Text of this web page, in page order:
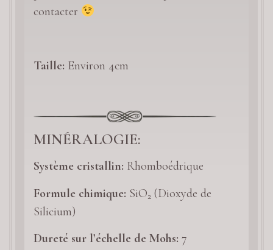
contacter
Taille: Environ 4cm
MINÉRALOGIE:
Système cristallin: Rhomboédrique
Formule chimique: SiO2 (Dioxyde de
Silicium)
Dureté sur l’échelle de Mohs: 7